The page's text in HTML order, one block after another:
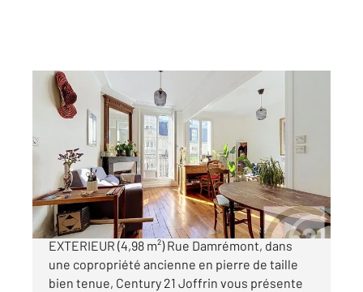
PARIS 75018
38,59 m
, 2 pièces
Ref : 27891
Appartement F2 à vendre
399 000 €
JULES JOFFRIN, LUMINOSITE ET ESPACE
EXTERIEUR (4,98 m²) Rue Damrémont, dans
une copropriété ancienne en pierre de taille
bien tenue, Century 21 Joffrin vous présente